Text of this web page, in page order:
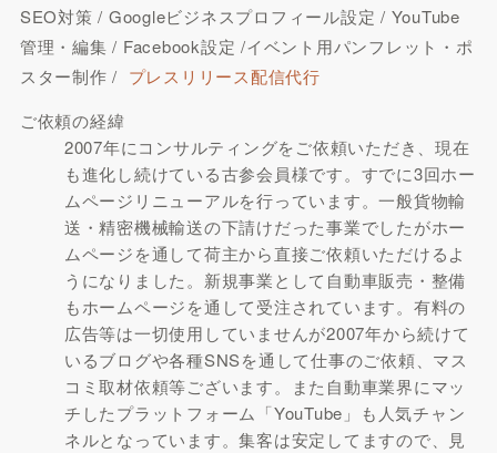
SEO対策 / Googleビジネスプロフィール設定 / YouTube
管理・編集 / Facebook設定 /イベント用パンフレット・ポ
スター制作 / プレスリリース配信代行
ご依頼の経緯
2007年にコンサルティングをご依頼いただき、現在
も進化し続けている古参会員様です。すでに3回ホー
ムページリニューアルを行っています。一般貨物輸
送・精密機械輸送の下請けだった事業でしたがホー
ムページを通して荷主から直接ご依頼いただけるよ
うになりました。新規事業として自動車販売・整備
もホームページを通して受注されています。有料の
広告等は一切使用していませんが2007年から続けて
いるブログや各種SNSを通して仕事のご依頼、マス
コミ取材依頼等ございます。また自動車業界にマッ
チしたプラットフォーム「YouTube」も人気チャン
ネルとなっています。集客は安定してますので、見